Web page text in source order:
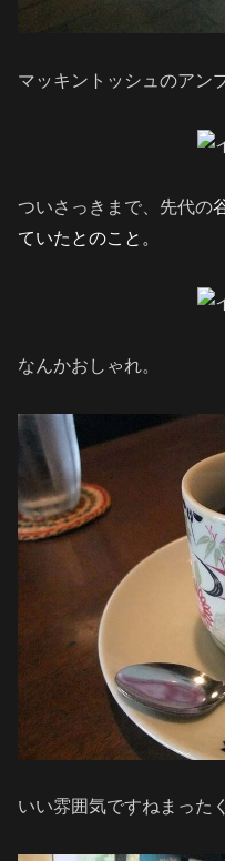
マッキントッシュのアン
ついさっきまで、先代の
ていたとのこと。
なんかおしゃれ。
いい雰囲気ですねまった